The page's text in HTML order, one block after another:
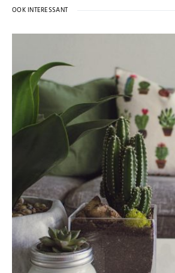
OOK INTERESSANT